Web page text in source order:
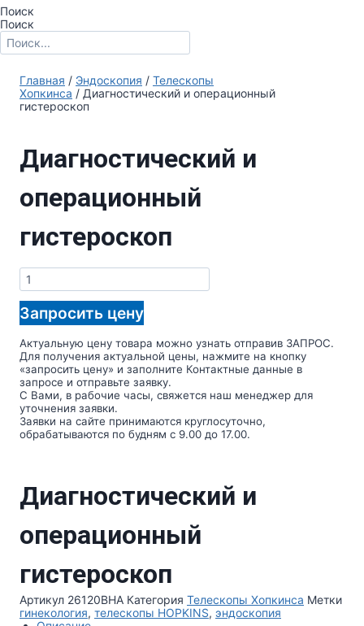
Поиск
Поиск
Главная / Эндоскопия / Телескопы
Хопкинса / Диагностический и операционный
гистероскоп
Диагностический и
операционный
гистероскоп
Количество
товара
Диагностический
и
операционный
гистероскоп
Запросить цену
Актуальную цену товара можно узнать отправив ЗАПРОС.
Для получения актуальной цены, нажмите на кнопку
«запросить цену» и заполните Контактные данные в
запросе и отправьте заявку.
С Вами, в рабочие часы, свяжется наш менеджер для
уточнения заявки.
Заявки на сайте принимаются круглосуточно,
обрабатываются по будням с 9.00 до 17.00.
Диагностический и
операционный
гистероскоп
Артикул 26120BHA Категория Телескопы Хопкинса Метки
гинекология, телескопы HOPKINS, эндоскопия